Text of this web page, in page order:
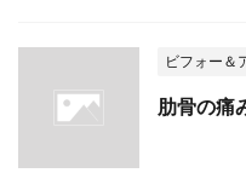
ビフォー＆
肋骨の痛